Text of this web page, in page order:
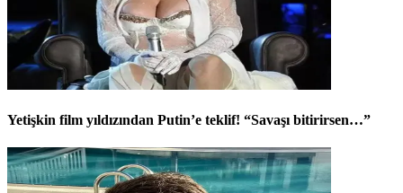
Yetişkin film yıldızından Putin’e teklif! “Savaşı bitirirsen…”